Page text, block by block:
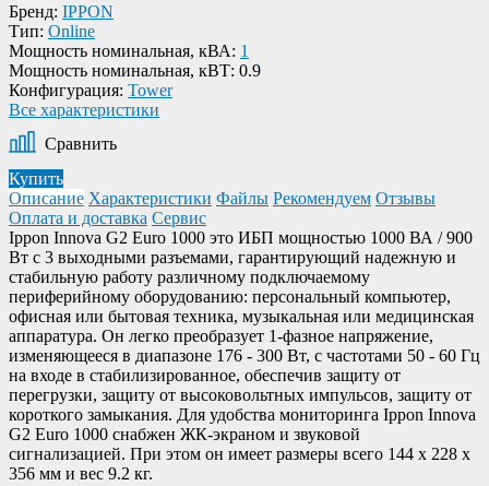
Бренд: IPPON
Тип: Online
Мощность номинальная, кВА: 1
Мощность номинальная, кВТ: 0.9
Конфигурация: Tower
Все характеристики
Сравнить
Купить
Описание Характеристики Файлы Рекомендуем Отзывы
Оплата и доставка Сервис
Ippon Innova G2 Euro 1000 это ИБП мощностью 1000 ВА / 900
Вт с 3 выходными разъемами, гарантирующий надежную и
стабильную работу различному подключаемому
периферийному оборудованию: персональный компьютер,
офисная или бытовая техника, музыкальная или медицинская
аппаратура. Он легко преобразует 1-фазное напряжение,
изменяющееся в диапазоне 176 - 300 Вт, с частотами 50 - 60 Гц
на входе в стабилизированное, обеспечив защиту от
перегрузки, защиту от высоковольтных импульсов, защиту от
короткого замыкания. Для удобства мониторинга Ippon Innova
G2 Euro 1000 снабжен ЖК-экраном и звуковой
сигнализацией. При этом он имеет размеры всего 144 x 228 x
356 мм и вес 9.2 кг.